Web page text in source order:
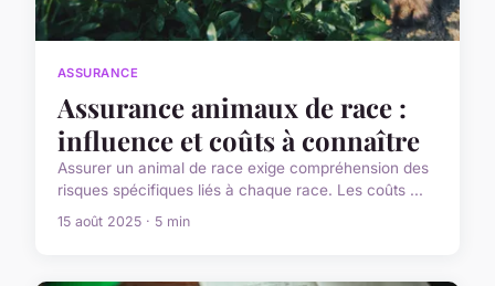
ASSURANCE
Assurance animaux de race :
influence et coûts à connaître
Assurer un animal de race exige compréhension des
risques spécifiques liés à chaque race. Les coûts ...
15 août 2025 · 5 min